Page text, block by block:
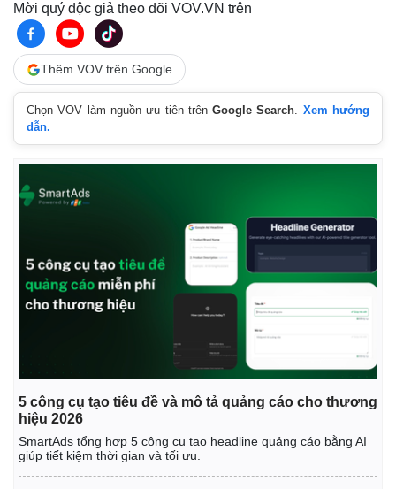
Mời quý độc giả theo dõi VOV.VN trên
Thêm VOV trên Google
Chọn VOV làm nguồn ưu tiên trênGoogle Search. Xem hướng
dẫn.
5 công cụ tạo tiêu đề và mô tả quảng cáo cho thương
hiệu 2026
SmartAds tổng hợp 5 công cụ tạo headline quảng cáo bằng AI
giúp tiết kiệm thời gian và tối ưu.